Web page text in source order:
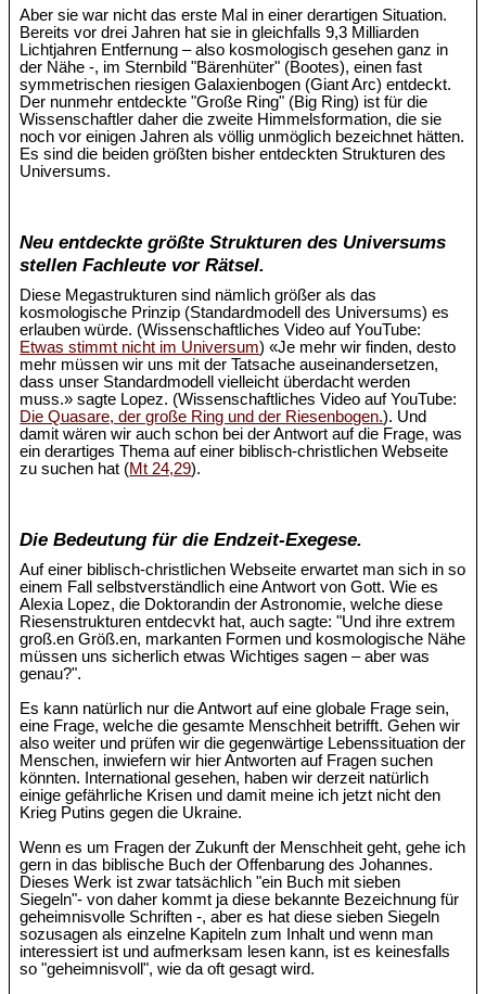
Aber sie war nicht das erste Mal in einer derartigen Situation.
Bereits vor drei Jahren hat sie in gleichfalls 9,3 Milliarden
Lichtjahren Entfernung – also kosmologisch gesehen ganz in
der Nähe -, im Sternbild "Bärenhüter" (Bootes), einen fast
symmetrischen riesigen Galaxienbogen (Giant Arc) entdeckt.
Der nunmehr entdeckte "Große Ring" (Big Ring) ist für die
Wissenschaftler daher die zweite Himmelsformation, die sie
noch vor einigen Jahren als völlig unmöglich bezeichnet hätten.
Es sind die beiden größten bisher entdeckten Strukturen des
Universums.
Neu entdeckte größte Strukturen des Universums
stellen Fachleute vor Rätsel.
Diese Megastrukturen sind nämlich größer als das
kosmologische Prinzip (Standardmodell des Universums) es
erlauben würde. (Wissenschaftliches Video auf YouTube:
Etwas stimmt nicht im Universum) «Je mehr wir finden, desto
mehr müssen wir uns mit der Tatsache auseinandersetzen,
dass unser Standardmodell vielleicht überdacht werden
muss.» sagte Lopez. (Wissenschaftliches Video auf YouTube:
Die Quasare, der große Ring und der Riesenbogen.). Und
damit wären wir auch schon bei der Antwort auf die Frage, was
ein derartiges Thema auf einer biblisch-christlichen Webseite
zu suchen hat (Mt 24,29).
Die Bedeutung für die Endzeit-Exegese.
Auf einer biblisch-christlichen Webseite erwartet man sich in so
einem Fall selbstverständlich eine Antwort von Gott. Wie es
Alexia Lopez, die Doktorandin der Astronomie, welche diese
Riesenstrukturen entdecvkt hat, auch sagte: "Und ihre extrem
groß.en Größ.en, markanten Formen und kosmologische Nähe
müssen uns sicherlich etwas Wichtiges sagen – aber was
genau?".
Es kann natürlich nur die Antwort auf eine globale Frage sein,
eine Frage, welche die gesamte Menschheit betrifft. Gehen wir
also weiter und prüfen wir die gegenwärtige Lebenssituation der
Menschen, inwiefern wir hier Antworten auf Fragen suchen
könnten. International gesehen, haben wir derzeit natürlich
einige gefährliche Krisen und damit meine ich jetzt nicht den
Krieg Putins gegen die Ukraine.
Wenn es um Fragen der Zukunft der Menschheit geht, gehe ich
gern in das biblische Buch der Offenbarung des Johannes.
Dieses Werk ist zwar tatsächlich "ein Buch mit sieben
Siegeln"- von daher kommt ja diese bekannte Bezeichnung für
geheimnisvolle Schriften -, aber es hat diese sieben Siegeln
sozusagen als einzelne Kapiteln zum Inhalt und wenn man
interessiert ist und aufmerksam lesen kann, ist es keinesfalls
so "geheimnisvoll", wie da oft gesagt wird.